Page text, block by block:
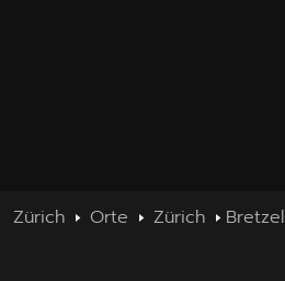
Zürich Orte Zürich